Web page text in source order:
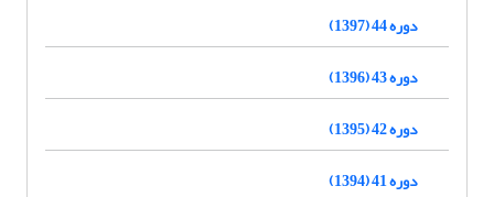
دوره 44 (1397)
دوره 43 (1396)
دوره 42 (1395)
دوره 41 (1394)